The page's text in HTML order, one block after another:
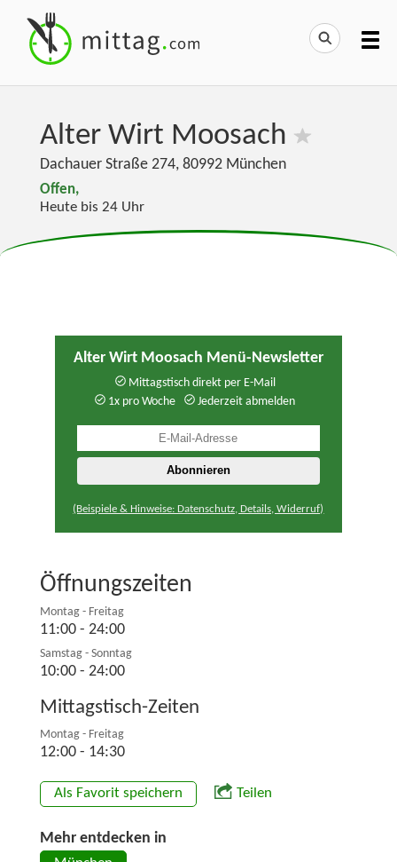
Alter Wirt Moosach
Dachauer Straße 274, 80992 München
Offen,
Heute bis 24 Uhr
Alter Wirt Moosach Menü-Newsletter
Mittagstisch direkt per E-Mail
1x pro Woche
Jederzeit abmelden
(Beispiele & Hinweise: Datenschutz, Details, Widerruf)
Öffnungszeiten
Montag - Freitag
11:00 - 24:00
Samstag - Sonntag
10:00 - 24:00
Mittagstisch-Zeiten
Montag - Freitag
12:00 - 14:30
Als Favorit speichern Teilen
Mehr entdecken in